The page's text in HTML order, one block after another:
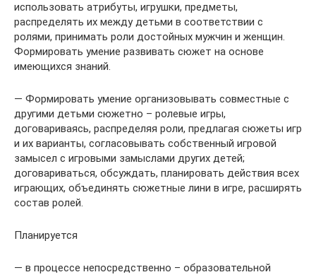
использовать атрибуты, игрушки, предметы,
распределять их между детьми в соответствии с
ролями, принимать роли достойных мужчин и женщин.
Формировать умение развивать сюжет на основе
имеющихся знаний.
— Формировать умение организовывать совместные с
другими детьми сюжетно – ролевые игры,
договариваясь, распределяя роли, предлагая сюжеты игр
и их варианты, согласовывать собственный игровой
замысел с игровыми замыслами других детей;
договариваться, обсуждать, планировать действия всех
играющих, объединять сюжетные лини в игре, расширять
состав ролей.
Планируется
— в процессе непосредственно – образовательной